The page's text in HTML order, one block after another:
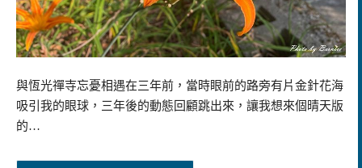
與恆光禪寺忘憂相遇在三年前，當時眼前的路旁有片金針花海
吸引我的眼球，三年後的動態回顧跳出來，讓我想來個晴天版
的…